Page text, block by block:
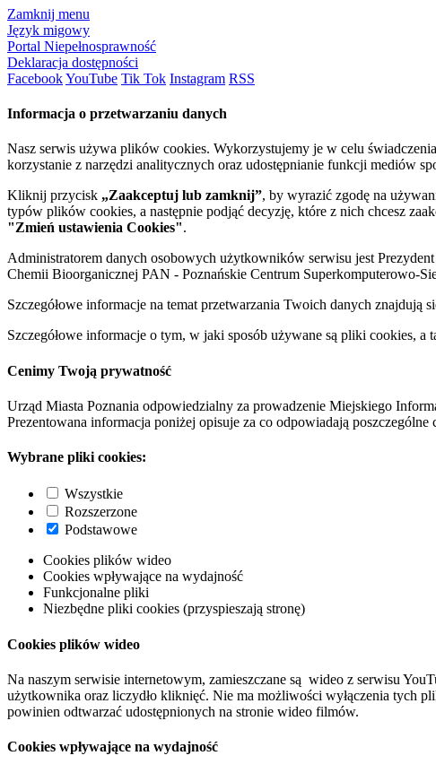
Zamknij menu
Język migowy
Portal Niepełnosprawność
Deklaracja dostępności
FacebookYouTube Tik Tok Instagram RSS
Informacja o przetwarzaniu danych
Nasz serwis używa plików cookies. Wykorzystujemy je w celu
korzystanie z narzędzi analitycznych oraz udostępnianie funkcji mediów
Kliknij przycisk „Zaakceptuj lub zamknij”, by wyrazić zgodę na
typów plików cookies, a następnie podjąć decyzję, które z nich chcesz
"Zmień ustawienia Cookies".
Administratorem danych osobowych użytkowników serwisu jest
Chemii Bioorganicznej PAN - Poznańskie Centrum Superkomputerowo-
Szczegółowe informacje na temat przetwarzania Twoich danych znajdują
Szczegółowe informacje o tym, w jaki sposób używane są pliki cookies,
Cenimy Twoją prywatność
Urząd Miasta Poznania odpowiedzialny za prowadzenie Miejskiego
Prezentowana informacja poniżej opisuje za co odpowiadają
Wybrane pliki cookies:
Wszystkie
Rozszerzone
Podstawowe
Cookies plików wideo
Cookies wpływające na wydajność
Funkcjonalne pliki
Niezbędne pliki cookies (przyspieszają stronę)
Cookies plików wideo
Na naszym serwisie internetowym, zamieszczane są wideo z serwisu
użytkownika oraz liczydło kliknięć. Nie ma możliwości wyłączenia tych
powinien odtwarzać udostępnionych na stronie wideo filmów.
Cookies wpływające na wydajność